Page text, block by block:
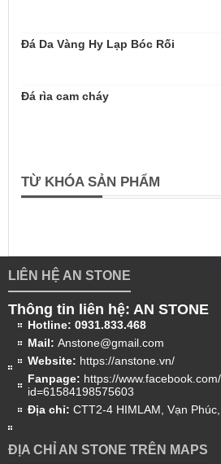
Đá Da Vàng Hy Lạp Bóc Rối
Đá rìa cam cháy
TỪ KHÓA SẢN PHẨM
LIÊN HỆ AN STONE
Thông tin liên hệ: AN STONE
Hotline: 0931.833.468
Mail: Anstone@gmail.com
Website: https://anstone.vn/
Fanpage: https://
id=61584198575603
Địa chỉ: CTT2-4 HIMLAM, Vạn
ĐỊA CHỈ AN STONE TRÊN MAPS